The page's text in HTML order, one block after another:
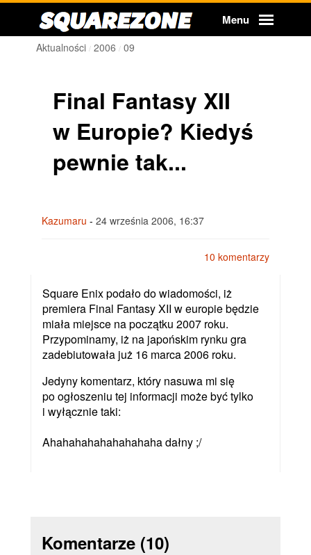
Squarezone Menu
Aktualności 2006 09
Final Fantasy XII
w Europie? Kiedyś
pewnie tak...
Kazumaru - 24 września 2006, 16:37
10 komentarzy
Square Enix podało do wiadomości, iż
premiera Final Fantasy XII w europie będzie
miała miejsce na początku 2007 roku.
Przypominamy, iż na japońskim rynku gra
zadebiutowała już 16 marca 2006 roku.
Jedyny komentarz, który nasuwa mi się
po ogłoszeniu tej informacji może być tylko
i wyłącznie taki:
Ahahahahahahahahaha dałny ;/
Komentarze (10)